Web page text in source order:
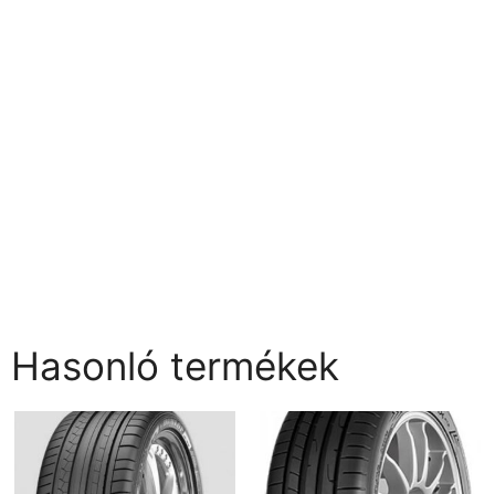
Hasonló termékek